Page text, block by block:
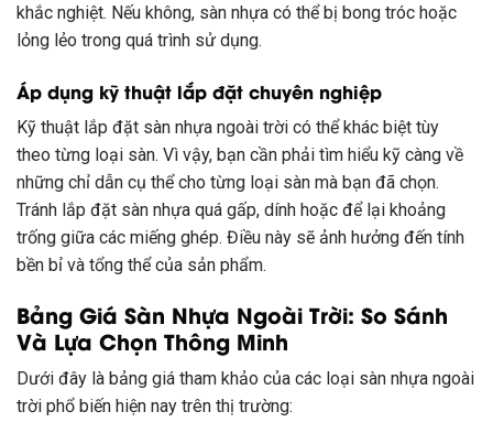
khắc nghiệt. Nếu không, sàn nhựa có thể bị bong tróc hoặc
lỏng lẻo trong quá trình sử dụng.
Áp dụng kỹ thuật lắp đặt chuyên nghiệp
Kỹ thuật lắp đặt sàn nhựa ngoài trời có thể khác biệt tùy
theo từng loại sàn. Vì vậy, bạn cần phải tìm hiểu kỹ càng về
những chỉ dẫn cụ thể cho từng loại sàn mà bạn đã chọn.
Tránh lắp đặt sàn nhựa quá gấp, dính hoặc để lại khoảng
trống giữa các miếng ghép. Điều này sẽ ảnh hưởng đến tính
bền bỉ và tổng thể của sản phẩm.
Bảng Giá Sàn Nhựa Ngoài Trời: So Sánh
Và Lựa Chọn Thông Minh
Dưới đây là bảng giá tham khảo của các loại sàn nhựa ngoài
trời phổ biến hiện nay trên thị trường: